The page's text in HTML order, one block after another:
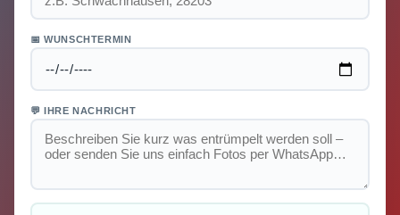
📅 WUNSCHTERMIN
💬 IHRE NACHRICHT